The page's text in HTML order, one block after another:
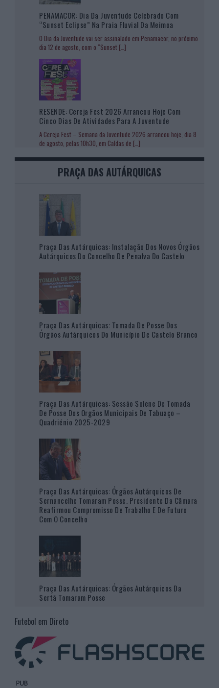
PENAMACOR: Dia Da Juventude Celebrado Com
“Sunset Eclipse” Na Praia Fluvial Da Meimoa
O Dia da Juventude vai ser assinalado em Penamacor, no próximo
dia 12 de agosto, com o “Sunset […]
RESENDE: Cereja Fest 2026 Arrancou Hoje Com
Cinco Dias De Atividades Para A Juventude
A Cereja Fest – Semana da Juventude 2026 arrancou hoje, dia 8
de agosto, pelas 10h30, em Caldas de […]
PRAÇA DAS AUTÁRQUICAS
Praça Das Autárquicas: Instalação Dos Novos Órgãos
Autárquicos Do Concelho De Penalva Do Castelo
Praça Das Autárquicas: Tomada De Posse Dos
Órgãos Autárquicos Do Município De Castelo Branco
Praça Das Autárquicas: Sessão Solene De Tomada
De Posse Dos Orgãos Municipais De Tabuaço –
Quadriénio 2025-2029
Praça Das Autárquicas: Órgãos Autárquicos De
Sernancelhe Tomaram Posse. Presidente Da Câmara
Reafirmou Compromisso De Trabalho E De Futuro
Com O Concelho
Praça Das Autárquicas: Órgãos Autárquicos Da
Sertã Tomaram Posse
Futebol em Direto